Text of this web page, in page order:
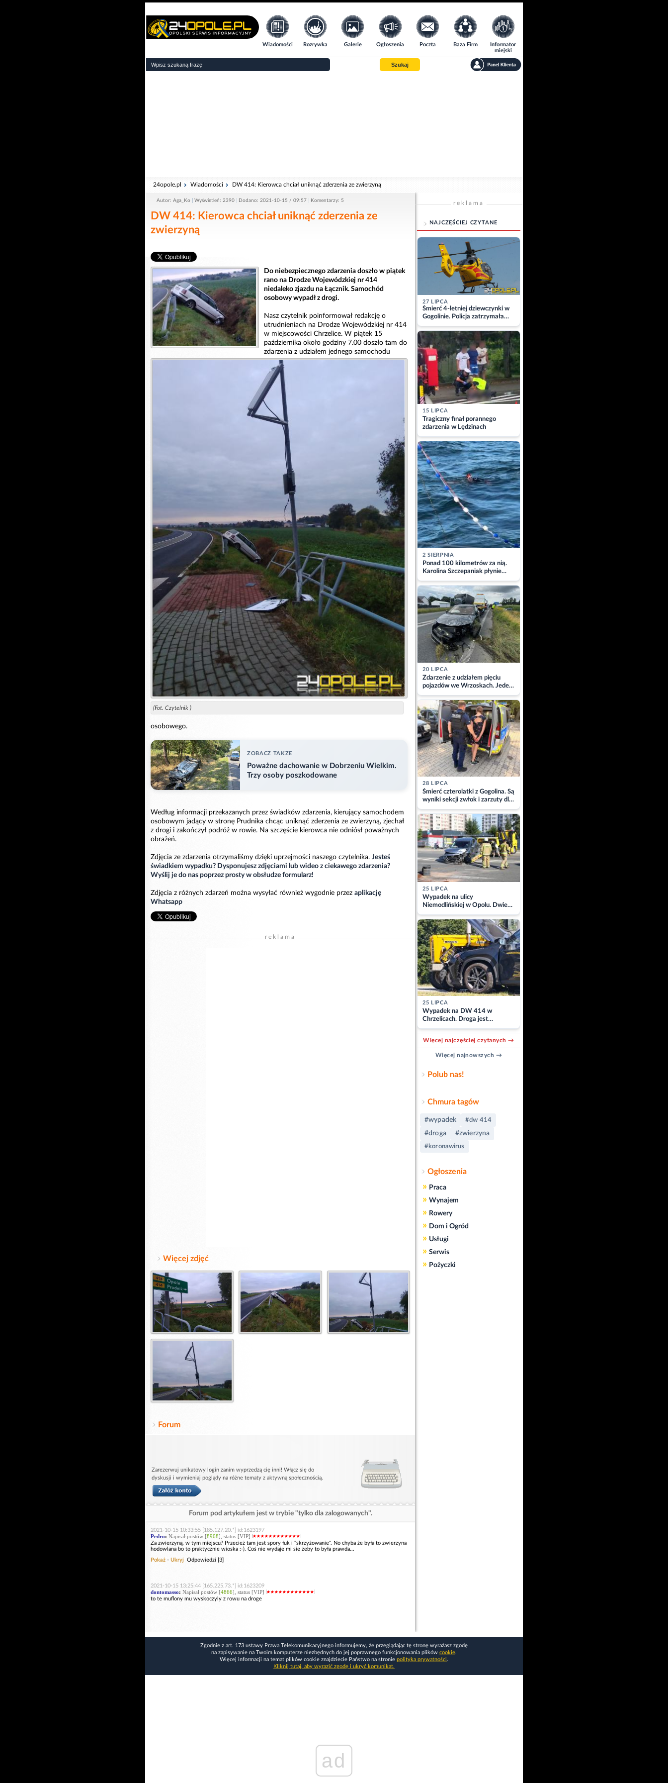
Wiadomości Rozrywka Galerie Ogłoszenia Poczta Baza Firm
Informator
miejski
Szukaj
24opole.pl Wiadomości DW 414: Kierowca chciał uniknąć zderzenia ze zwierzyną
Autor: Aga_Ko Wyświetleń: 2390 Dodano: 2021-10-15 / 09:57 Komentarzy: 5
DW 414: Kierowca chciał uniknąć zderzenia ze
zwierzyną
(Fot. Czytelnik )
Do niebezpiecznego zdarzenia doszło w piątek
rano na Drodze Wojewódzkiej nr 414
niedaleko zjazdu na Łącznik. Samochód
osobowy wypadł z drogi.
Nasz czytelnik poinformował redakcję o
utrudnieniach na Drodze Wojewódzkiej nr 414
w miejscowości Chrzelice. W piątek 15
października około godziny 7.00 doszło tam do
zdarzenia z udziałem jednego samochodu
osobowego.
ZOBACZ TAKZE
Poważne dachowanie w Dobrzeniu Wielkim.
Trzy osoby poszkodowane
Według informacji przekazanych przez świadków zdarzenia, kierujący samochodem
osobowym jadący w stronę Prudnika chcąc uniknąć zderzenia ze zwierzyną, zjechał
z drogi i zakończył podróż w rowie. Na szczęście kierowca nie odniósł poważnych
obrażeń.
Zdjęcia ze zdarzenia otrzymaliśmy dzięki uprzejmości naszego czytelnika. Jesteś
świadkiem wypadku? Dysponujesz zdjęciami lub wideo z ciekawego zdarzenia?
Wyślij je do nas poprzez prosty w obsłudze formularz!
Zdjęcia z różnych zdarzeń można wysyłać również wygodnie przez aplikację
Whatsapp
reklama
Więcej zdjęć
Forum
Zarezerwuj unikatowy login zanim wyprzedzą cię inni! Włącz się do
dyskusji i wymieniaj poglądy na różne tematy z aktywną społecznością.
Forum pod artykułem jest w trybie "tylko dla zalogowanych".
2021-10-15 10:33:55 [185.127.20.*] id:1623197
Pedro: Napisał postów [8908], status [VIP]
Za zwierzyną, w tym miejscu? Przecież tam jest spory łuk i "skrzyżowanie". No chyba że była to zwierzyna
hodowlana bo to praktycznie wioska :-). Coś nie wydaje mi sie żeby to była prawda...
Pokaż - Ukryj Odpowiedzi [3]
2021-10-15 13:25:44 [165.225.73.*] id:1623209
dontomasso: Napisał postów [4866], status [VIP]
to te muflony mu wyskoczyly z rowu na droge
reklama
NAJCZĘŚCIEJ CZYTANE
27 LIPCA
Śmierć 4-letniej dziewczynki w
Gogolinie. Policja zatrzymała
matkę
15 LIPCA
Tragiczny finał porannego
zdarzenia w Lędzinach
2 SIERPNIA
Ponad 100 kilometrów za nią.
Karolina Szczepaniak płynie
przez Bałtyk dla Piotra.
Aktualizacja
20 LIPCA
Zdarzenie z udziałem pięciu
pojazdów we Wrzoskach. Jeden
z kierowców zabrany w
kajdankach
28 LIPCA
Śmierć czterolatki z Gogolina. Są
wyniki sekcji zwłok i zarzuty dla
matki
25 LIPCA
Wypadek na ulicy
Niemodlińskiej w Opolu. Dwie
osoby w szpitalu
25 LIPCA
Wypadek na DW 414 w
Chrzelicach. Droga jest
zablokowana
Więcej najczęściej czytanych →
Więcej najnowszych →
Polub nas!
Chmura tagów
#wypadek #dw 414
#droga #zwierzyna
#koronawirus
Ogłoszenia
» Praca
» Wynajem
» Rowery
» Dom i Ogród
» Usługi
» Serwis
» Pożyczki
Zgodnie z art. 173 ustawy Prawa Telekomunikacyjnego informujemy, że przeglądając tę stronę wyrażasz zgodę
na zapisywanie na Twoim komputerze niezbędnych do jej poprawnego funkcjonowania plików cookie.
Więcej informacji na temat plików cookie znajdziecie Państwo na stronie polityka prywatności.
Kliknij tutaj, aby wyrazić zgodę i ukryć komunikat.
ad